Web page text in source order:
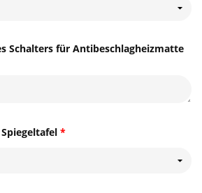
Schalters für Antibeschlagheizmatte
*